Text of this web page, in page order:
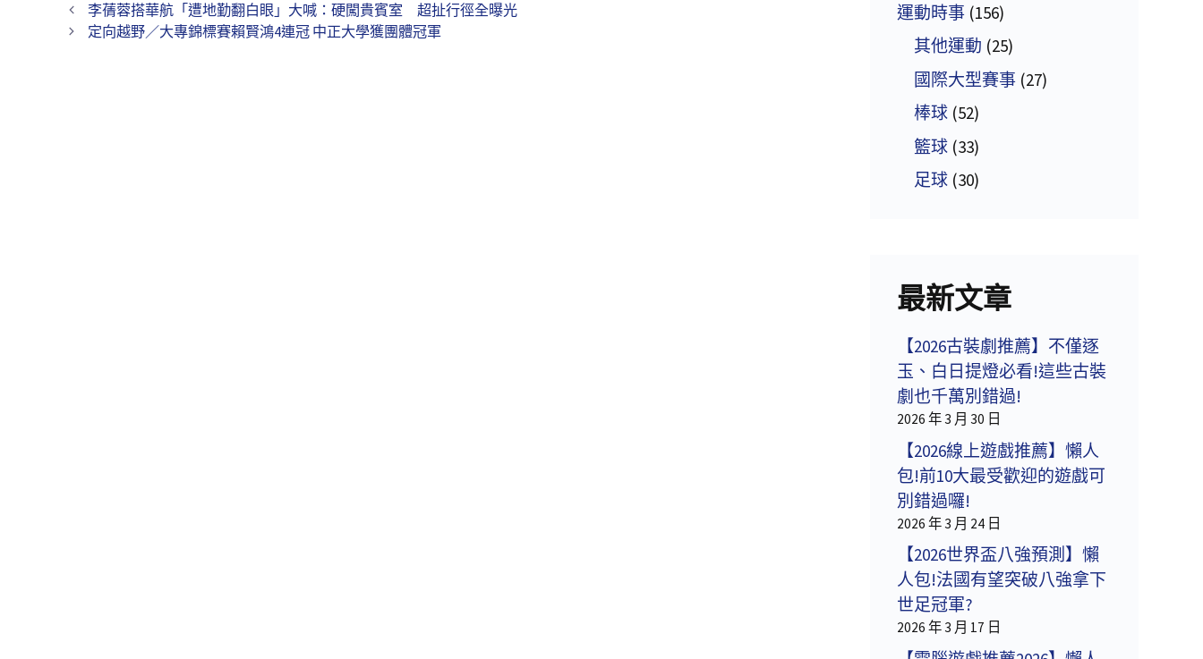
李蒨蓉搭華航「遭地勤翻白眼」大喊：硬闖貴賓室 超扯行徑全曝光
定向越野／大專錦標賽賴賢鴻4連冠 中正大學獲團體冠軍
運動時事 (156)
其他運動 (25)
國際大型賽事 (27)
棒球 (52)
籃球 (33)
足球 (30)
最新文章
【2026古裝劇推薦】不僅逐
玉、白日提燈必看!這些古裝
劇也千萬別錯過!
2026 年 3 月 30 日
【2026線上遊戲推薦】懶人
包!前10大最受歡迎的遊戲可
別錯過囉!
2026 年 3 月 24 日
【2026世界盃八強預測】懶
人包!法國有望突破八強拿下
世足冠軍?
2026 年 3 月 17 日